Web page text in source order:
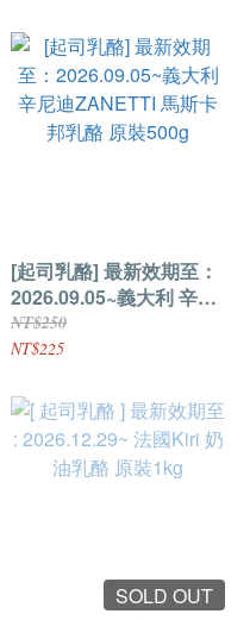
[起司乳酪] 最新效期至：
2026.09.05~義大利 辛尼
迪ZANETTI 馬斯卡邦乳
酪 原裝500g
NT$250
NT$225
SOLD OUT